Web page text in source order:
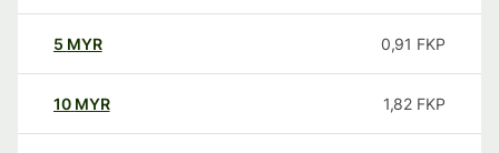
5 MYR 0,91 FKP
10 MYR 1,82 FKP